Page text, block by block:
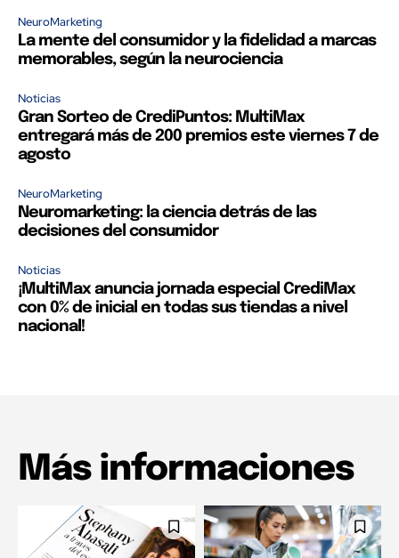
NeuroMarketing
La mente del consumidor y la fidelidad a marcas
memorables, según la neurociencia
Noticias
Gran Sorteo de CrediPuntos: MultiMax
entregará más de 200 premios este viernes 7 de
agosto
NeuroMarketing
Neuromarketing: la ciencia detrás de las
decisiones del consumidor
Noticias
¡MultiMax anuncia jornada especial CrediMax
con 0% de inicial en todas sus tiendas a nivel
nacional!
Más informaciones